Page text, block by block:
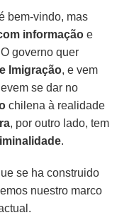
bem-vindo, mas
informação e
O governo quer
Imigração, e vem
se dar no
chilena à realidade
, por outro lado, tem
.
se ha construido
nuestro marco